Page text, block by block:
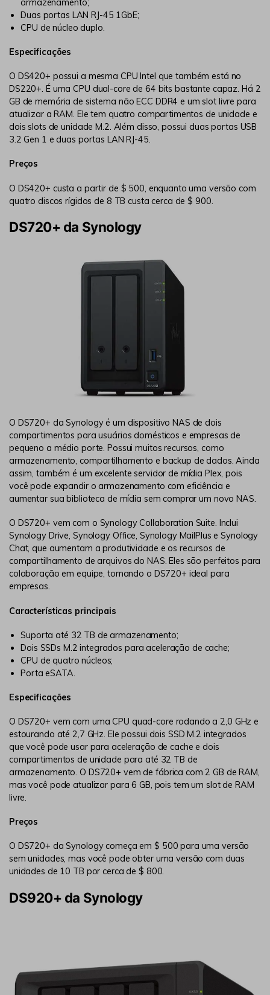
Reparo de fotos com IA
Repare suas fotos, melhore a qualidade e restaure
armazenamento;
Duas portas LAN RJ-45 1GbE;
CPU de núcleo duplo.
Especificações
O DS420+ possui a mesma CPU Intel que também está no
DS220+. É uma CPU dual-core de 64 bits bastante capaz. Há 2
GB de memória de sistema não ECC DDR4 e um slot livre para
atualizar a RAM. Ele tem quatro compartimentos de unidade e
dois slots de unidade M.2. Além disso, possui duas portas USB
3.2 Gen 1 e duas portas LAN RJ-45.
Preços
O DS420+ custa a partir de $ 500, enquanto uma versão com
quatro discos rígidos de 8 TB custa cerca de $ 900.
DS720+ da Synology
O DS720+ da Synology é um dispositivo NAS de dois
compartimentos para usuários domésticos e empresas de
pequeno a médio porte. Possui muitos recursos, como
armazenamento, compartilhamento e backup de dados. Ainda
assim, também é um excelente servidor de mídia Plex, pois
você pode expandir o armazenamento com eficiência e
aumentar sua biblioteca de mídia sem comprar um novo NAS.
O DS720+ vem com o Synology Collaboration Suite. Inclui
Synology Drive, Synology Office, Synology MailPlus e Synology
Chat, que aumentam a produtividade e os recursos de
compartilhamento de arquivos do NAS. Eles são perfeitos para
colaboração em equipe, tornando o DS720+ ideal para
empresas.
Características principais
Suporta até 32 TB de armazenamento;
Dois SSDs M.2 integrados para aceleração de cache;
CPU de quatro núcleos;
Porta eSATA.
Especificações
O DS720+ vem com uma CPU quad-core rodando a 2,0 GHz e
estourando até 2,7 GHz. Ele possui dois SSD M.2 integrados
que você pode usar para aceleração de cache e dois
compartimentos de unidade para até 32 TB de
armazenamento. O DS720+ vem de fábrica com 2 GB de RAM,
mas você pode atualizar para 6 GB, pois tem um slot de RAM
livre.
Preços
O DS720+ da Synology começa em $ 500 para uma versão
sem unidades, mas você pode obter uma versão com duas
unidades de 10 TB por cerca de $ 800.
DS920+ da Synology